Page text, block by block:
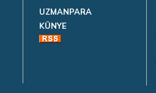
UZMANPARA
KÜNYE